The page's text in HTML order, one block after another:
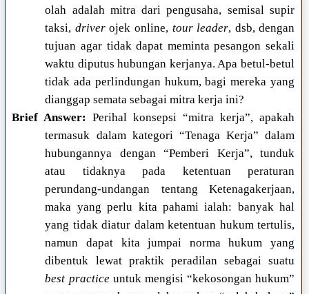
olah adalah mitra dari pengusaha, semisal supir
taksi, driverojek online, tour leader, dsb, dengan
tujuan agar tidak dapat meminta pesangon sekali
waktu diputus hubungan kerjanya. Apa betul-betul
tidak ada perlindungan hukum, bagi mereka yang
dianggap semata sebagai mitra kerja ini?
Brief Answer: Perihal konsepsi “mitra kerja”, apakah
termasuk dalam kategori “Tenaga Kerja” dalam
hubungannya dengan “Pemberi Kerja”, tunduk
atau tidaknya pada ketentuan peraturan
perundang-undangan tentang Ketenagakerjaan,
maka yang perlu kita pahami ialah: banyak hal
yang tidak diatur dalam ketentuan hukum tertulis,
namun dapat kita jumpai norma hukum yang
dibentuk lewat praktik peradilan sebagai suatu
best practiceuntuk mengisi “kekosongan hukum”